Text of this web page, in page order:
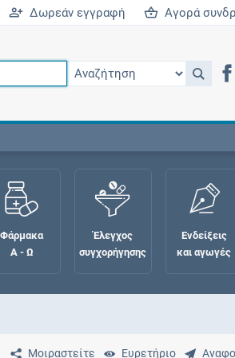
Δωρεάν εγγραφή Αγορά
Φάρμακα
Α - Ω
Έλεγχος
συγχορήγησης
Ενδείξεις
και αγωγές
Μοιραστείτε Ευρετήριο